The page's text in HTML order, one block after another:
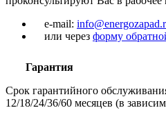
e-mail:
или через форму
Гарантия
Срок гарантийного
12/18/24/36/60 месяцев (в